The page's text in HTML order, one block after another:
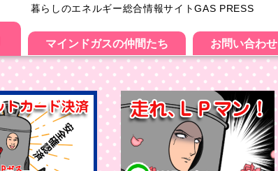
暮らしのエネルギー総合情報サイトGAS PRESS
マインドガスの仲間たち お問い合わせ